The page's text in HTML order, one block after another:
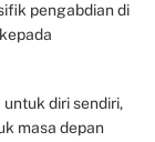
pengabdian di
diri sendiri,
masa depan